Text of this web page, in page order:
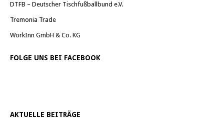
DTFB – Deutscher Tischfußballbund e.V.
Tremonia Trade
WorkInn GmbH & Co. KG
FOLGE UNS BEI FACEBOOK
AKTUELLE BEITRÄGE